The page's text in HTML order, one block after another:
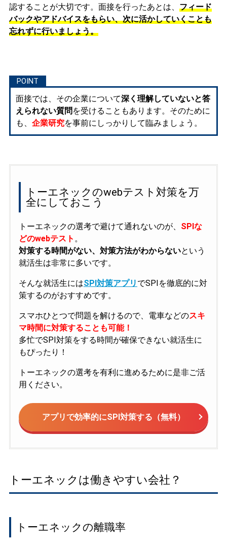
認することが大切です。面接を行ったあとは、 フィード
バックやアドバイスをもらい、次に活かしていくことも
忘れずに行いましょう。
面接では、その企業について深く理解していないと答
えられない質問 を受けることもあります。そのために
も、 企業研究を事前にしっかりして臨みましょう。
トーエネックのwebテスト対策を万
全にしておこう
トーエネックの選考で避けて通れないのが、 SPIな
どのwebテスト 。
対策する時間がない、対策方法がわからないという
就活生は非常に多いです。
そんな就活生にはSPI対策アプリ でSPIを徹底的に対
策するのがおすすめです。
スマホひとつで問題を解けるので、電車などのスキ
マ時間に対策することも可能！
多忙でSPI対策をする時間が確保できない就活生に
もぴったり！
トーエネックの選考を有利に進めるために是非ご活
用ください。
アプリで効率的にSPI対策する（無料）
トーエネックは働きやすい会社？
トーエネックの離職率